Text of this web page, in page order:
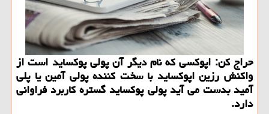
حراج كن: اپوكسی كه نام دیگر آن پولی پوكساید است از
واكنش رزین اپوكساید با سخت كننده پولی آمین یا پلی
آمید بدست می آید پولی پوكساید گستره كاربرد فراوانی
دارد.